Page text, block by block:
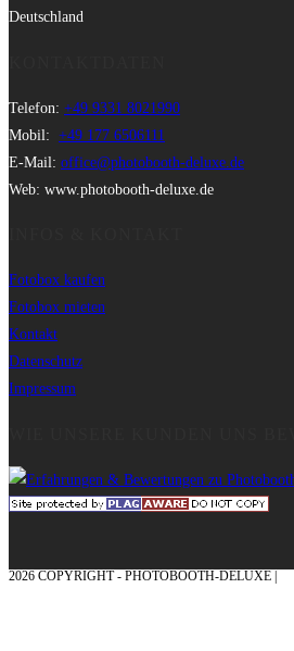
Deutschland
Telefon: +49 9331 8021990
Mobil: +49 177 6506111
E-Mail: office@photobooth-deluxe.de
Web: www.photobooth-deluxe.de
Fotobox kaufen
Fotobox mieten
Kontakt
Datenschutz
Impressum
2026 COPYRIGHT - PHOTOBOOTH-DELUXE |